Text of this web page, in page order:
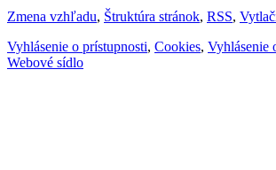
Zmena vzhľadu, Štruktúra stránok, RSS,
Vyhlásenie o prístupnosti, Cookies, Vyhlásenie
Webové sídlo